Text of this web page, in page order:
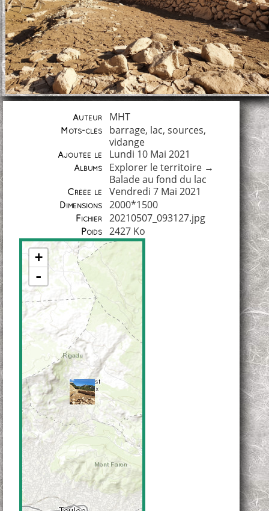
Auteur MHT
Mots-clés barrage, lac, sources,
vidange
Ajoutée le Lundi 10 Mai 2021
Albums Explorer le territoire→
Balade au fond du lac
Créée le Vendredi 7 Mai 2021
Dimensions 2000*1500
Fichier 20210507_093127.jpg
Poids 2427 Ko
+
-